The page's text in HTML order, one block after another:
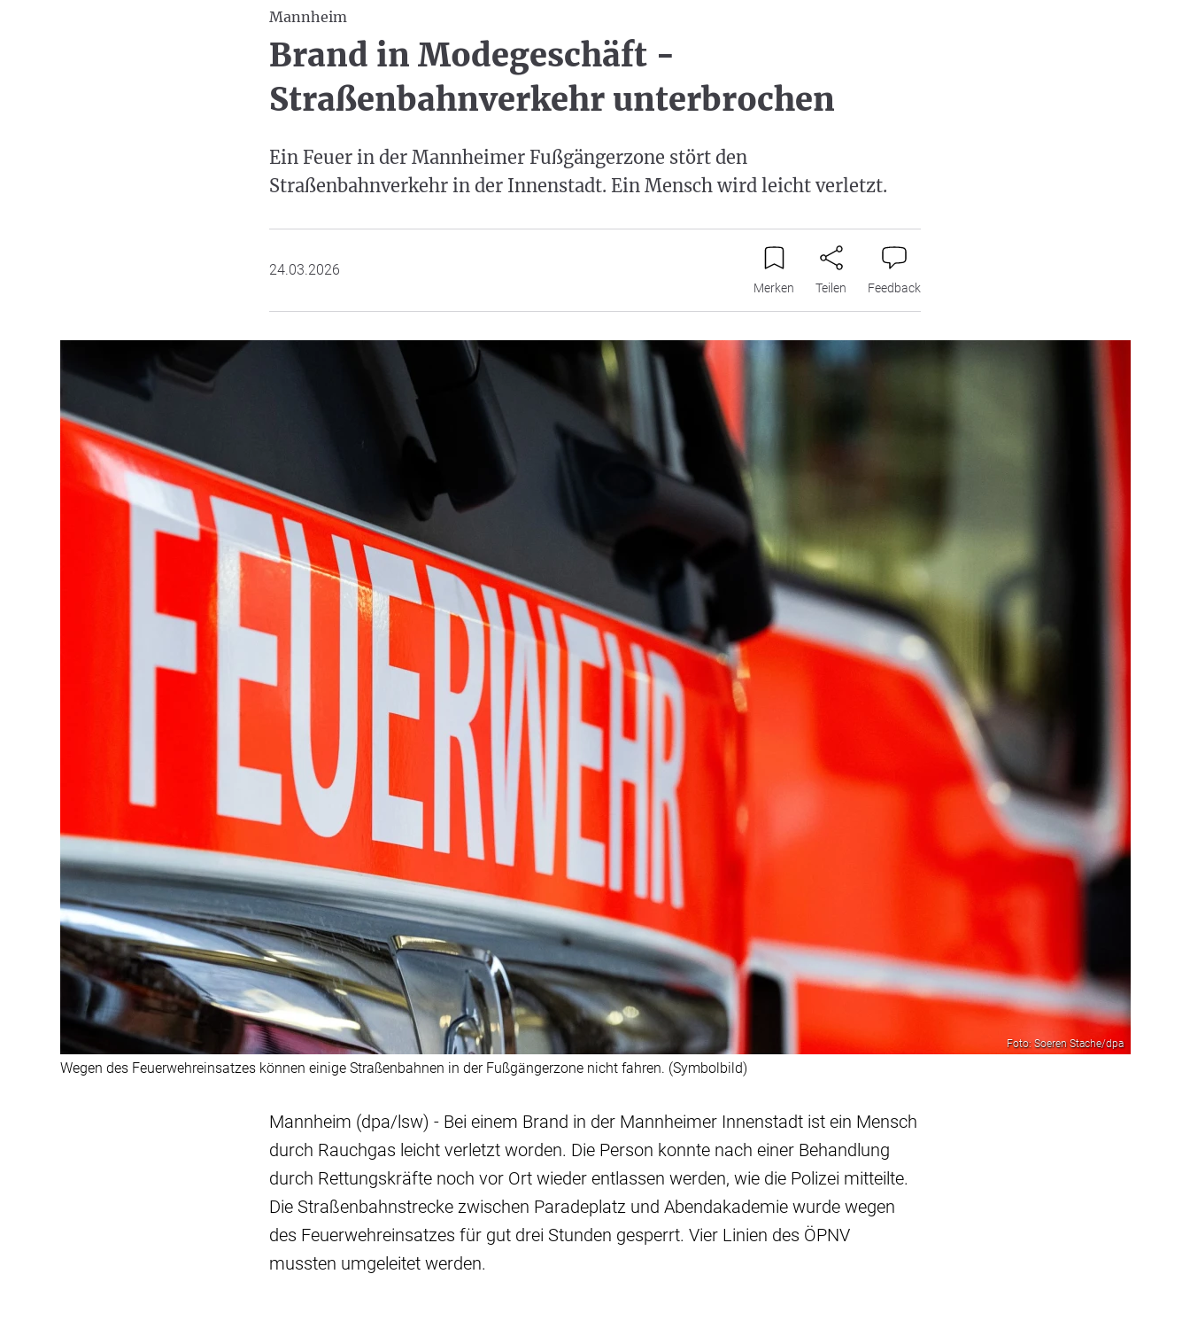
Mannheim
Brand in Modegeschäft -
Straßenbahnverkehr unterbrochen
Ein Feuer in der Mannheimer Fußgängerzone stört den
Straßenbahnverkehr in der Innenstadt. Ein Mensch wird leicht verletzt.
24.03.2026
Merken Teilen Feedback
Foto: Soeren Stache/dpa
Wegen des Feuerwehreinsatzes können einige Straßenbahnen in der Fußgängerzone nicht fahren. (Symbolbild)
Mannheim (dpa/lsw) - Bei einem Brand in der Mannheimer Innenstadt ist ein Mensch
durch Rauchgas leicht verletzt worden. Die Person konnte nach einer Behandlung
durch Rettungskräfte noch vor Ort wieder entlassen werden, wie die Polizei mitteilte.
Die Straßenbahnstrecke zwischen Paradeplatz und Abendakademie wurde wegen
des Feuerwehreinsatzes für gut drei Stunden gesperrt. Vier Linien des ÖPNV
mussten umgeleitet werden.